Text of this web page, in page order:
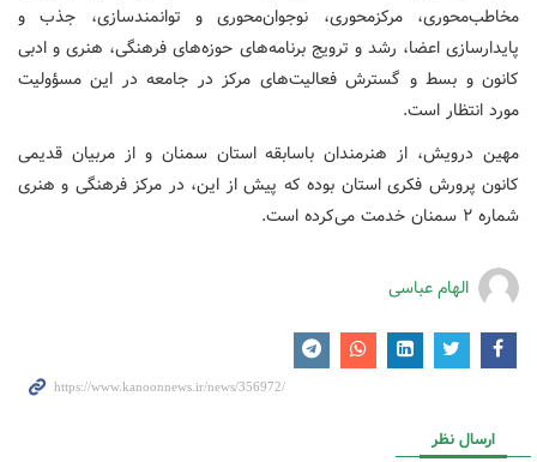
مخاطب‌محوری، مرکزمحوری، نوجوان‌محوری و توانمندسازی، جذب و
پایدارسازی اعضا، رشد و ترویج برنامه‌های حوزه‌های فرهنگی، هنری و ادبی
کانون و بسط و گسترش فعالیت‌های مرکز در جامعه در این مسؤولیت
مورد انتظار است.
مهین درویش، از هنرمندان باسابقه استان سمنان و از مربیان قدیمی
کانون پرورش فکری استان بوده که پیش از این، در مرکز فرهنگی و هنری
شماره ۲ سمنان خدمت می‌کرده است.
الهام عباسی
ارسال نظر